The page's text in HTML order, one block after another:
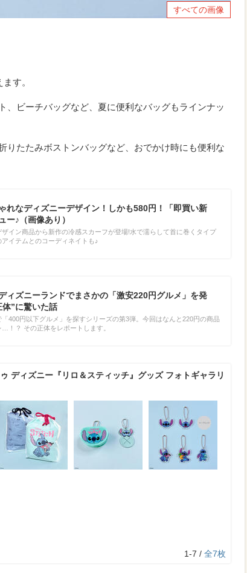
すべての画像
す。
、ビーチバッグなど、夏に便利なバッグもラインナッ
りたたみボストンバッグなど、おでかけ時にも便利な
れなディズニーデザイン！しかも580円！「即買い新
ー♪（画像あり）
イン商品から新作の冷感スカーフが登場!水で濡らして首に巻くタイプ
イテムとのコーディネイトも♪
ィズニーランドでまさかの「激安220円グルメ」を発
体”に驚いた話
400円以下グルメ」を探すシリーズの第3弾。今回はなんと220円の商品
！？ その正体をレポートします。
ディズニー『リロ＆スティッチ』グッズ フォトギャラリ
1-7 / 全7枚